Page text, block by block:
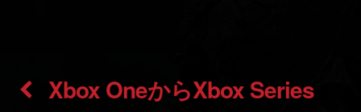
Xbox OneからXbox Series